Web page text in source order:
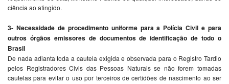
ciência ao atingido.
3- Necessidade de procedimento uniforme para a Polícia Civil e para
outros órgãos emissores de documentos de identificação de todo o
Brasil
De nada adianta toda a cautela exigida e observada para o Registro Tardio
pelos Registradores Civis das Pessoas Naturais se não forem tomadas
cautelas para evitar o uso por terceiros de certidões de nascimento ao ser